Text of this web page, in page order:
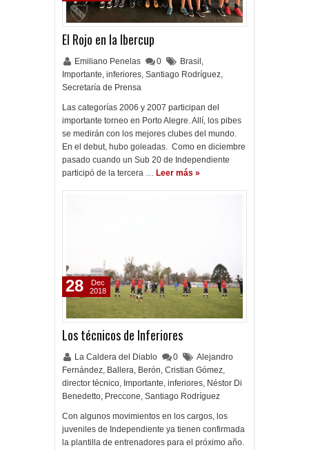
El Rojo en la Ibercup
Emiliano Penelas 0 Brasil ,
Importante, inferiores, Santiago Rodríguez,
Secretaría de Prensa
Las categorías 2006 y 2007 participan del
importante torneo en Porto Alegre. Allí, los pibes
se medirán con los mejores clubes del mundo.
En el debut, hubo goleadas. Como en diciembre
pasado cuando un Sub 20 de Independiente
participó de la tercera … Leer más »
Los técnicos de Inferiores
La Caldera del Diablo 0
Alejandro
Fernández, Ballera, Berón, Cristian Gómez,
director técnico, Importante, inferiores, Néstor Di
Benedetto, Preccone, Santiago Rodríguez
Con algunos movimientos en los cargos, los
juveniles de Independiente ya tienen confirmada
la plantilla de entrenadores para el próximo año.
28
Dec
2018